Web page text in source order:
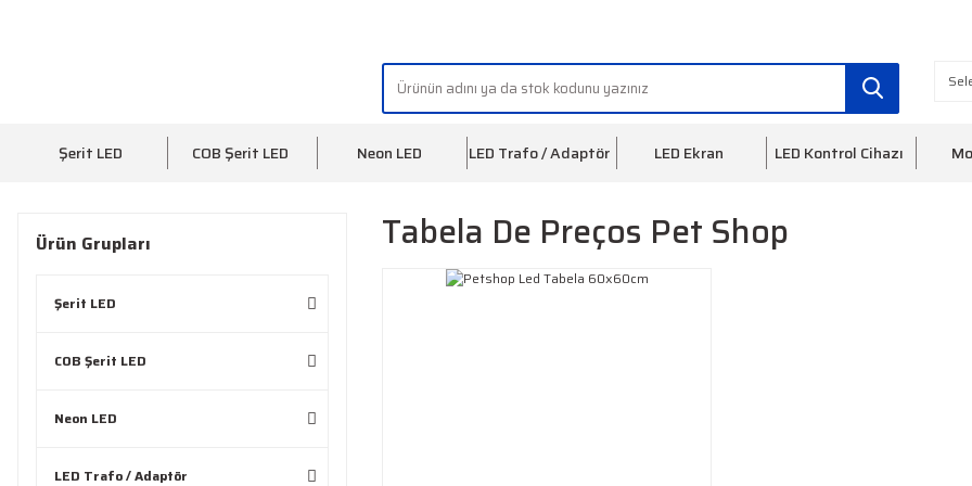
Şerit LED COB Şerit LED Neon LED LED Trafo / Adaptör LED Ekran LED Kontrol Cihazı
Ürün Grupları
Şerit LED
COB Şerit LED
Neon LED
LED Trafo / Adaptör
Tabela De Preços Pet Shop